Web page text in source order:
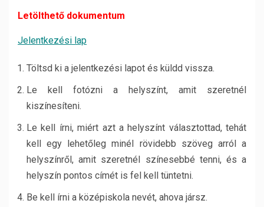
Letölthető dokumentum
Jelentkezési lap
Töltsd ki a jelentkezési lapot és küldd vissza.
Le kell fotózni a helyszínt, amit szeretnél
kiszínesíteni.
Le kell írni, miért azt a helyszínt választottad, tehát
kell egy lehetőleg minél rövidebb szöveg arról a
helyszínről, amit szeretnél színesebbé tenni, és a
helyszín pontos címét is fel kell tüntetni.
Be kell írni a középiskola nevét, ahova jársz.